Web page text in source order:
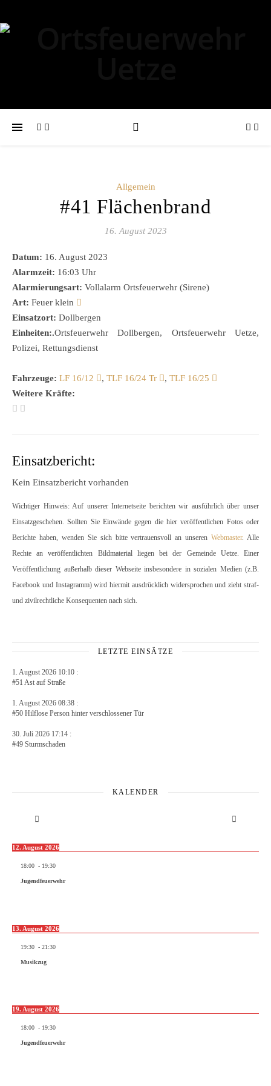
Allgemein
#41 Flächenbrand
16. August 2023
Datum: 16. August 2023
Alarmzeit: 16:03 Uhr
Alarmierungsart: Vollalarm Ortsfeuerwehr (Sirene)
Art: Feuer klein
Einsatzort: Dollbergen
Einheiten:.Ortsfeuerwehr Dollbergen, Ortsfeuerwehr Uetze,
Polizei, Rettungsdienst
Fahrzeuge: LF 16/12 , TLF 16/24 Tr , TLF 16/25
Weitere Kräfte:
Einsatzbericht:
Kein Einsatzbericht vorhanden
Wichtiger Hinweis: Auf unserer Internetseite berichten wir ausführlich über unser
Einsatzgeschehen. Sollten Sie Einwände gegen die hier veröffentlichen Fotos oder
Berichte haben, wenden Sie sich bitte vertrauensvoll an unserenWebmaster. Alle
Rechte an veröffentlichten Bildmaterial liegen bei der Gemeinde Uetze. Einer
Veröffentlichung außerhalb dieser Webseite insbesondere in sozialen Medien (z.B.
Facebook und Instagramm) wird hiermit ausdrücklich widersprochen und zieht straf-
und zivilrechtliche Konsequenten nach sich.
LETZTE EINSÄTZE
1. August 2026 10:10 :
#51 Ast auf Straße
1. August 2026 08:38 :
#50 Hilflose Person hinter verschlossener Tür
30. Juli 2026 17:14 :
#49 Sturmschaden
KALENDER
12. August 2026
18:00 - 19:30
Jugendfeuerwehr
13. August 2026
19:30 - 21:30
Musikzug
19. August 2026
18:00 - 19:30
Jugendfeuerwehr